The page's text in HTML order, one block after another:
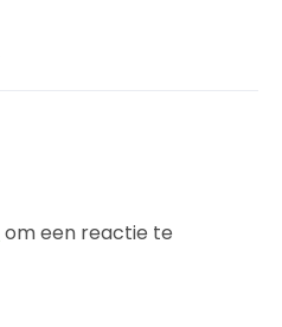
om een reactie te